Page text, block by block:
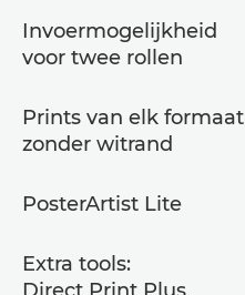
Invoermogelijkheid
voor twee rollen
Prints van elk formaat
zonder witrand
PosterArtist Lite
Extra tools: